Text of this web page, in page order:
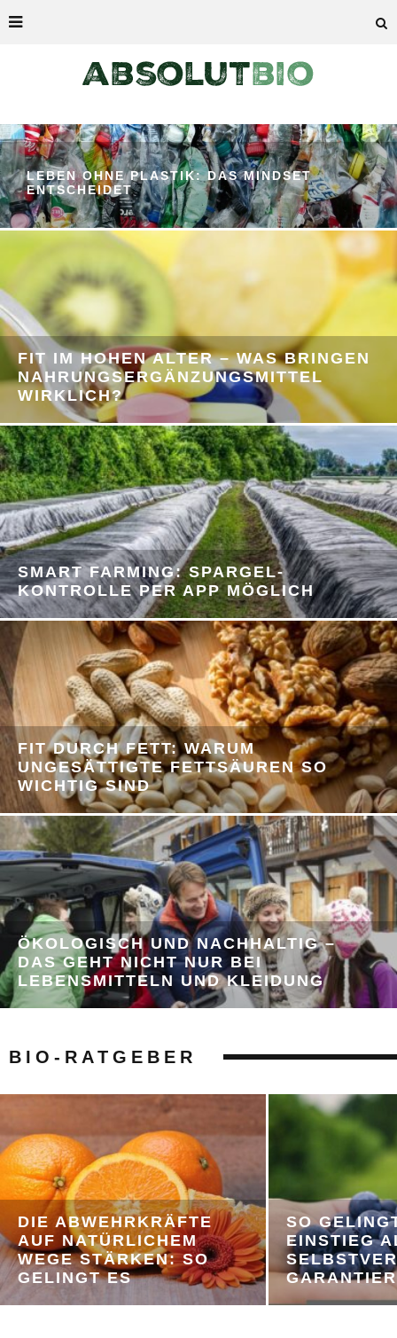
LEBEN OHNE PLASTIK: DAS MINDSET
ENTSCHEIDET
FIT IM HOHEN ALTER – WAS BRINGEN
NAHRUNGSERGÄNZUNGSMITTEL
WIRKLICH?
SMART FARMING: SPARGEL-
KONTROLLE PER APP MÖGLICH
FIT DURCH FETT: WARUM
UNGESÄTTIGTE FETTSÄUREN SO
WICHTIG SIND
ÖKOLOGISCH UND NACHHALTIG –
DAS GEHT NICHT NUR BEI
LEBENSMITTELN UND KLEIDUNG
BIO-RATGEBER
DIE ABWEHRKRÄFTE
AUF NATÜRLICHEM
WEGE STÄRKEN: SO
GELINGT ES
SO
EINSTIEG